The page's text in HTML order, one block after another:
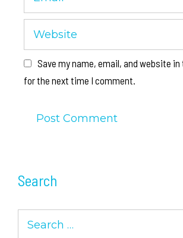
Save my name, email, and website
for the next time I comment.
Search
for: